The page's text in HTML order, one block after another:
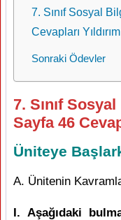
7. Sınıf Sosyal
Cevapları
Sonraki Ödevler
7. Sınıf
Sayfa 46
Üniteye
A. Ünitenin
I. Aşağıdaki